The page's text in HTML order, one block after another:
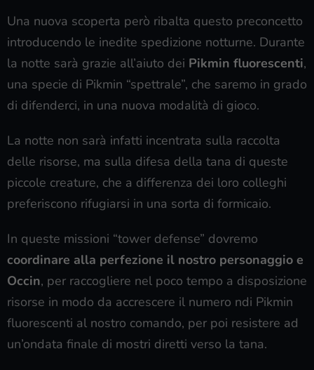
Una nuova scoperta però ribalta questo preconcetto
introducendo le inedite spedizione notturne. Durante
la notte sarà grazie all’aiuto dei Pikmin fluorescenti,
una specie di Pikmin “spettrale”, che saremo in grado
di difenderci, in una nuova modalità di gioco.
La notte non sarà infatti incentrata sulla raccolta
delle risorse, ma sulla difesa della tana di queste
piccole creature, che a differenza dei loro colleghi
preferiscono rifugiarsi in una sorta di formicaio.
In queste missioni “tower defense” dovremo
coordinare alla perfezione il nostro personaggio e
Occin, per raccogliere nel poco tempo a disposizione
risorse in modo da accrescere il numero ndi Pikmin
fluorescenti al nostro comando, per poi resistere ad
un’ondata finale di mostri diretti verso la tana.